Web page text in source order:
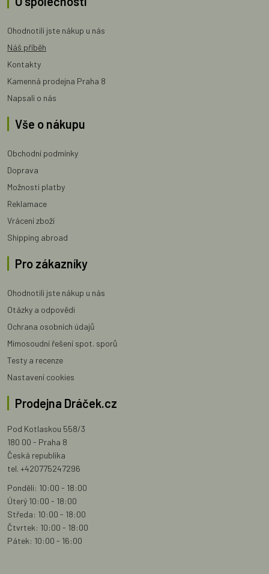
Ohodnotili jste nákup u nás
Náš příběh
Kontakty
Kamenná prodejna Praha 8
Napsali o nás
Vše o nákupu
Obchodní podmínky
Doprava
Možnosti platby
Reklamace
Vrácení zboží
Shipping abroad
Pro zákazníky
Ohodnotili jste nákup u nás
Otázky a odpovědi
Ochrana osobních údajů
Mimosoudní řešení spot. sporů
Testy a recenze
Nastavení cookies
Prodejna Dráček.cz
Pod Kotlaskou 558/3
180 00 - Praha 8
Česká republika
tel. +420775247296
Pondělí: 10:00 - 18:00
Úterý 10:00 - 18:00
Středa: 10:00 - 18:00
Čtvrtek: 10:00 - 18:00
Pátek: 10:00 - 16:00